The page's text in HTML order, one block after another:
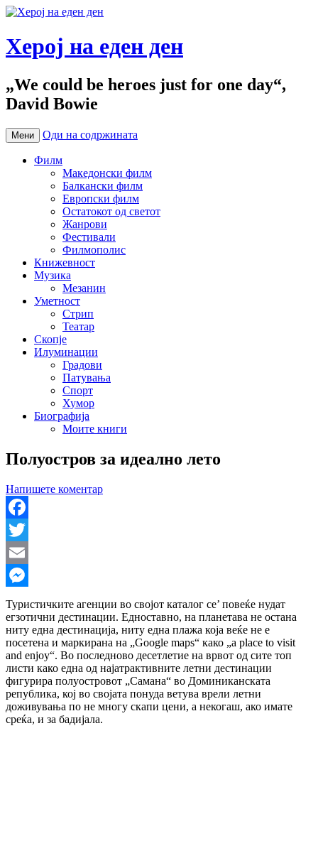
Херој на еден ден
„We could be heroes just for one day“,
David Bowie
Мени Оди на содржината
Филм
Македонски филм
Балкански филм
Европски филм
Остатокот од светот
Жанрови
Фестивали
Филмополис
Книжевност
Музика
Мезанин
Уметност
Стрип
Театар
Скопје
Илуминации
Градови
Патувања
Спорт
Хумор
Биографија
Моите книги
Полуостров за идеално лето
Напишете коментар
Facebook
Twitter
Email
Messenger
Туристичките агенции во својот каталог се’ повеќе нудат
егзотични дестинации. Едноставно, на планетава не остана
ниту една дестинација, ниту една плажа која веќе не е
посетена и маркирана на „Google maps“ како „a place to visit
and enjoy“. Во последново десетлетие на врвот од сите топ
листи како една од најатрактивните летни дестинации
фигурира полуостровот „Самана“ во Доминиканската
република, кој во својата понуда ветува врели летни
доживувања по не многу скапи цени, a некогаш, ако имате
среќа, и за бадијала.